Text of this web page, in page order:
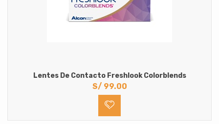
Lentes De Contacto Freshlook Colorblends
S/ 99.00